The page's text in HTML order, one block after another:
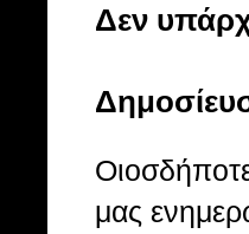
Δεν
μας